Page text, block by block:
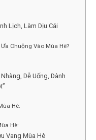
Lịch, Làm Dịu Cái
Chuộng Vào Mùa Hè?
Dễ Uống, Dành
Hè:
Hè:
Vang Mùa Hè